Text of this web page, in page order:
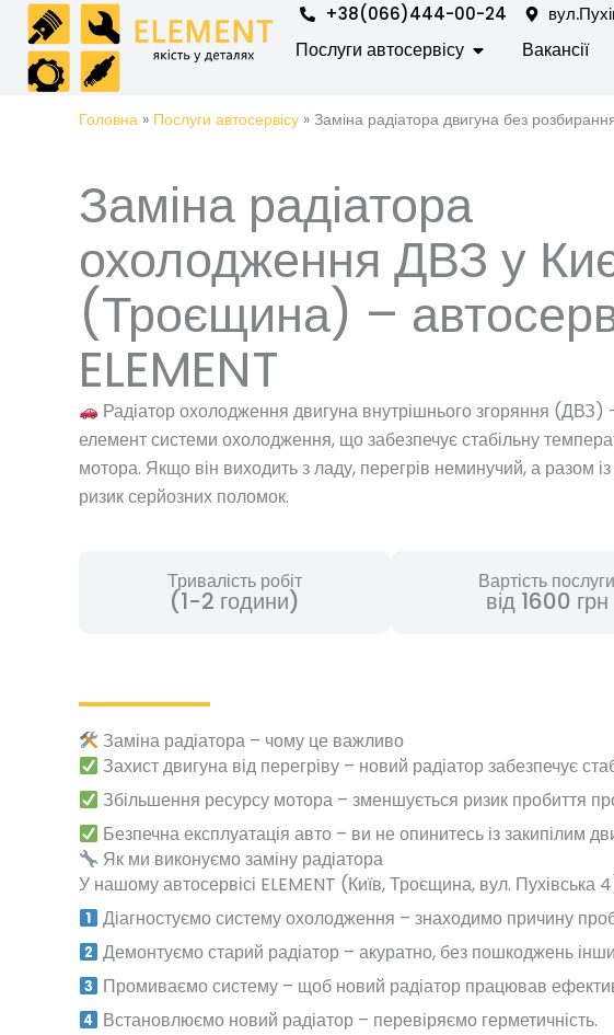
Перейти
вмісту
+38(066)444-00-24
Послуги автосервісу Open Послуги
Вакансії
Головна » Послуги автосервісу » Заміна радіатора двигуна без
Заміна радіатора
охолодження ДВЗ у
(Троєщина) –
ELEMENT
Радіатор охолодження двигуна внутрішнього згоряння (ДВЗ)
елемент системи охолодження, що забезпечує стабільну
мотора. Якщо він виходить з ладу, перегрів неминучий, а разом
ризик серйозних поломок.
Тривалість робіт
(1-2 години)
Вартість послуги
від 1600 грн
Заміна радіатора – чому це важливо
Захист двигуна від перегріву – новий радіатор забезпечує
Збільшення ресурсу мотора – зменшується ризик пробиття
Безпечна експлуатація авто – ви не опинитесь із закипілим
Як ми виконуємо заміну радіатора
У нашому автосервісі ELEMENT (Київ, Троєщина, вул. Пухівська
Діагностуємо систему охолодження – знаходимо причину
Демонтуємо старий радіатор – акуратно, без пошкоджень
Промиваємо систему – щоб новий радіатор працював
Встановлюємо новий радіатор – перевіряємо герметичність.